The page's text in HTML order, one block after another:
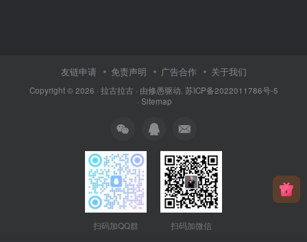
友链申请 免责声明 广告合作 关于我们
Copyright © 2026 · 拉古拉古 · 由修愚驱动. 苏ICP备2022011786号-5
· Sitemap
扫码加QQ群 扫码加微信